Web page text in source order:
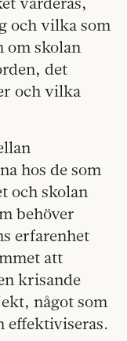
och vilka som
om skolan
det
och vilka
hos de som
och skolan
behöver
erfarenhet
att
krisande
något som
effektiviseras.